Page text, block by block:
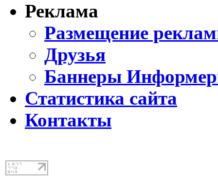
Реклама
Размещение
Друзья
Баннеры
Статистика сайта
Контакты